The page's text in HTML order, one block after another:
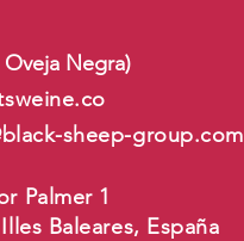
Negra)
sheep-group.com
Palmer 1
Baleares, España